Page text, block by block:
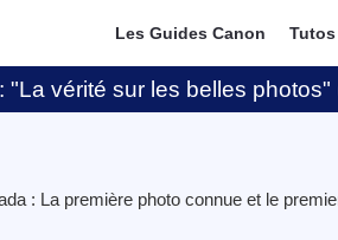
Les Guides Canon
"La vérité sur les belles photos"
: La première photo connue et le